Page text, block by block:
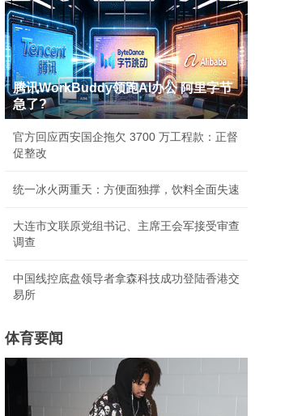
腾讯WorkBuddy领跑AI办公 阿里字节
急了?
官方回应西安国企拖欠 3700 万工程款：正督
促整改
统一冰火两重天：方便面独撑，饮料全面失速
大连市文联原党组书记、主席王会军接受审查
调查
中国线控底盘领导者拿森科技成功登陆香港交
易所
体育要闻